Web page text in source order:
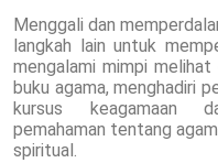
Menggali dan
langkah lain untuk
mengalami mimpi
buku agama, menghadiri
kursus keagamaan
pemahaman tentang
spiritual.